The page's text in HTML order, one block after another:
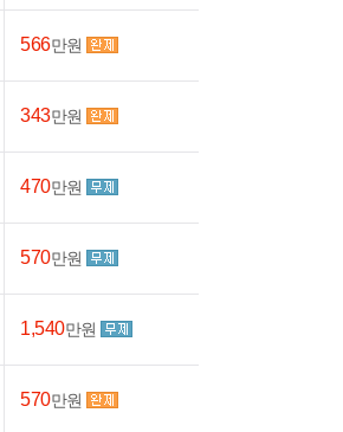
566만원
343만원
470만원
570만원
1,540만원
570만원